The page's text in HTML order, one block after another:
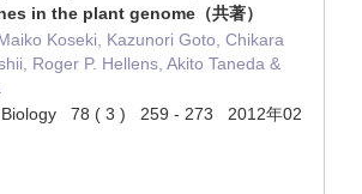
in the plant genome（共著）
Koseki, Kazunori Goto, Chikara
Roger P. Hellens, Akito Taneda &
Biology 78 ( 3 ) 259 - 273 2012年02